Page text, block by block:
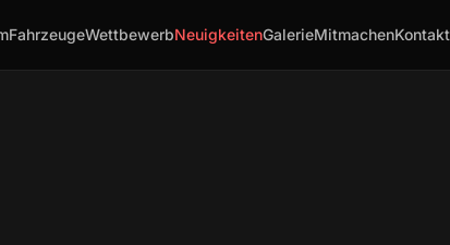
FahrzeugeWettbewerbNeuigkeitenGalerieMitmachenKontakt